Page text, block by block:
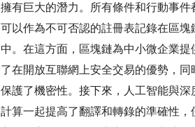
擁有巨大的潛力。所有條件和行動事件
可以作為不可否認的註冊表記錄在區塊
中。在這方面，區塊鏈為中小微企業提
了在開放互聯網上安全交易的優勢，同
保護了機密性。接下來，人工智能與深
計算一起提高了翻譯和轉錄的準確性，